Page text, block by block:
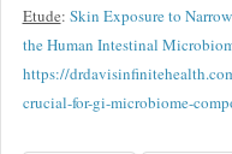
Etude: Skin Exposure to
the Human Intestinal
https://
crucial-for-gi-microbiome-